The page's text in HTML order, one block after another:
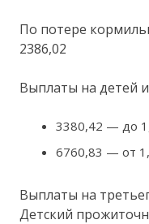
По потере
2386,02
Выплаты на детей
3380,42 — до
6760,83 — от
Выплаты на
Детский